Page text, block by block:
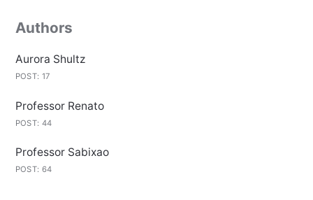
Authors
Aurora Shultz
POST: 17
Professor Renato
POST: 44
Professor Sabixao
POST: 64